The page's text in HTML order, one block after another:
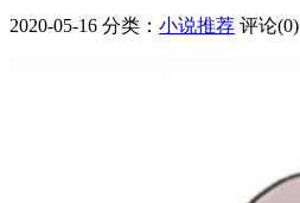
2020-05-16 分类： 小说推荐 评论(0)